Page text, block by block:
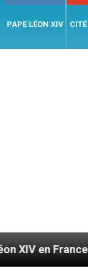
PAPE LÉON XIV